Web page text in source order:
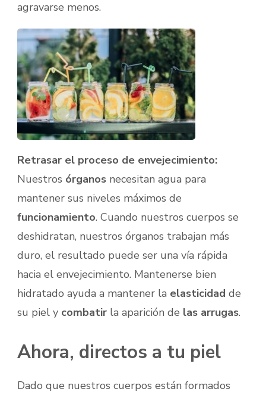
agravarse menos.
Retrasar el proceso de envejecimiento:
Nuestros órganos necesitan agua para
mantener sus niveles máximos de
funcionamiento. Cuando nuestros cuerpos se
deshidratan, nuestros órganos trabajan más
duro, el resultado puede ser una vía rápida
hacia el envejecimiento. Mantenerse bien
hidratado ayuda a mantener la elasticidad de
su piel y combatir la aparición de las arrugas.
Ahora, directos a tu piel
Dado que nuestros cuerpos están formados